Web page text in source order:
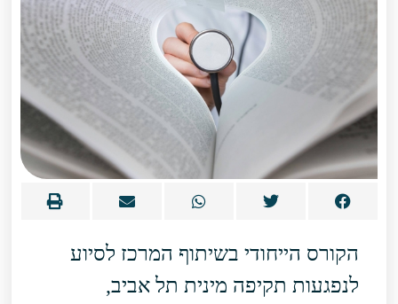
הקורס הייחודי בשיתוף המרכז לסיוע
לנפגעות תקיפה מינית תל אביב,